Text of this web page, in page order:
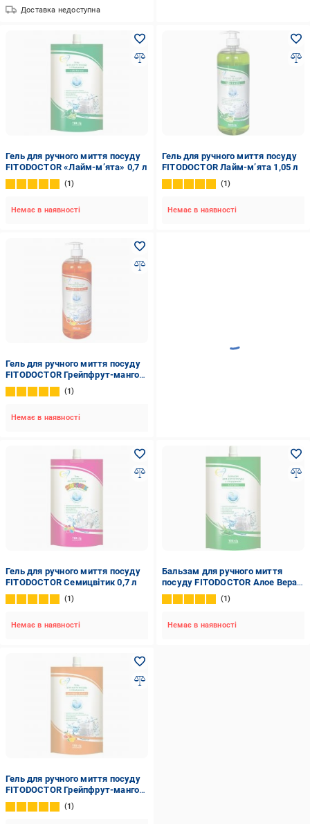
Доставка недоступна
Гель для ручного миття посуду
FITODOCTOR «Лайм-м’ята» 0,7 л
1
Немає в наявності
Гель для ручного миття посуду
FITODOCTOR Лайм-м’ята 1,05 л
1
Немає в наявності
Гель для ручного миття посуду
FITODOCTOR Грейпфрут-манго
1,05 л
1
Немає в наявності
Гель для ручного миття посуду
FITODOCTOR Семицвітик 0,7 л
1
Немає в наявності
Бальзам для ручного миття
посуду FITODOCTOR Алое Вера
0,7 л
1
Немає в наявності
Гель для ручного миття посуду
FITODOCTOR Грейпфрут-манго
0,7 л
1